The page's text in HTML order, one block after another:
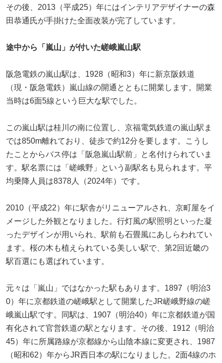
その後、2013（平成25）年にはインテリアデザイナーの森
田恭通氏が手掛けた全面改装が完了しています。
途中から「嵐山」が付いた嵯峨嵐山駅
阪急電鉄の嵐山駅は、1928（昭和3）年に新京阪鉄道
（現・阪急電鉄）嵐山線の開通とともに開業します。開業
当時は6面5線という巨大な駅でした。
この嵐山駅は桂川の南に位置し、京福電気鉄道の嵐山駅ま
では850m離れており、徒歩で約12分を要します。こうし
たことからバス停は「阪急嵐山駅前」と名付けられていま
す。駅名票には「嵯峨野」という副駅名も見られます。平
均乗降人員は8378人（2024年）です。
2010（平成22）年に駅舎がリニューアルされ、京町屋をイ
メージした外観となりました。行灯風の駅照明といった凝
ったデザインが用いられ、駅前も石畳風にあしらわれてい
ます。桜の木も植えられている美しい駅で、第2回近畿の
駅百選にも選ばれています。
元々は「嵐山」ではなかった駅もあります。1897（明治3
0）年に京都鉄道の嵯峨駅として開業したJR嵯峨野線の嵯
峨嵐山駅です。同駅は、1907（明治40）年に京都鉄道が国
有化されて官営鉄道の駅となります。その後、1912（明治
45）年に所属路線が京都線から山陰本線に変更され、1987
（昭和62）年からJR西日本の駅になりました。2面4線のホ